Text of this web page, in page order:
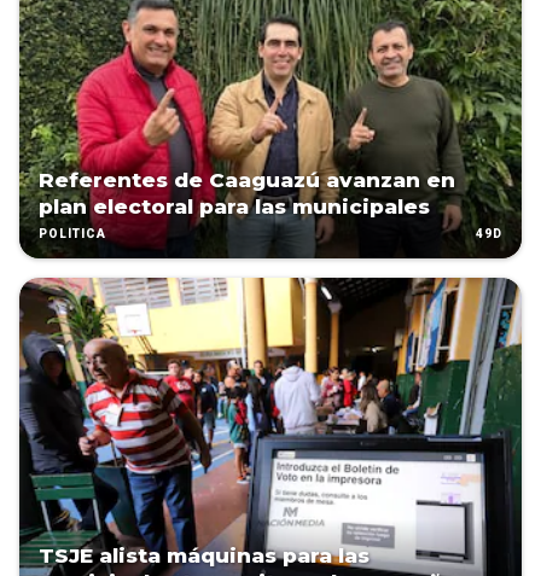
Referentes de Caaguazú avanzan en
plan electoral para las municipales
POLÍTICA 49D
TSJE alista máquinas para las